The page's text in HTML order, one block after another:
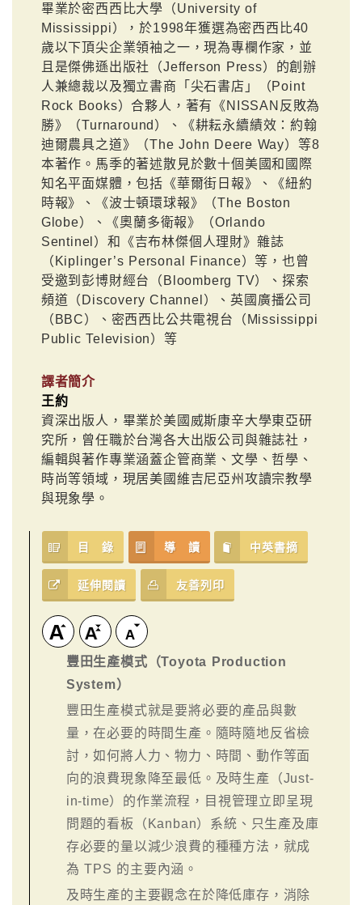
畢業於密西西比大學（University of
Mississippi），於1998年獲選為密西西比40
歲以下頂尖企業領袖之一，現為專欄作家，並
且是傑佛遜出版社（Jefferson Press）的創辦
人兼總裁以及獨立書商「尖石書店」（Point
Rock Books）合夥人，著有《NISSAN反敗為
勝》（Turnaround）、《耕耘永續績效：約翰
迪爾農具之道》（The John Deere Way）等8
本著作。馬季的著述散見於數十個美國和國際
知名平面媒體，包括《華爾街日報》、《紐約
時報》、《波士頓環球報》（The Boston
Globe）、《奧蘭多衛報》（Orlando
Sentinel）和《吉布林傑個人理財》雜誌
（Kiplinger’s Personal Finance）等，也曾
受邀到彭博財經台（Bloomberg TV）、探索
頻道（Discovery Channel）、英國廣播公司
（BBC）、密西西比公共電視台（Mississippi
Public Television）等
譯者簡介
王約
資深出版人，畢業於美國威斯康辛大學東亞研
究所，曾任職於台灣各大出版公司與雜誌社，
編輯與著作專業涵蓋企管商業、文學、哲學、
時尚等領域，現居美國維吉尼亞州攻讀宗教學
與現象學。
目 錄 導 讀 中英書摘
延伸閱讀 友善列印
豐田生產模式（Toyota Production
System）
豐田生產模式就是要將必要的產品與數
量，在必要的時間生產。隨時隨地反省檢
討，如何將人力、物力、時間、動作等面
向的浪費現象降至最低。及時生產（Just-
in-time）的作業流程，目視管理立即呈現
問題的看板（Kanban）系統、只生產及庫
存必要的量以減少浪費的種種方法，就成
為 TPS 的主要內涵。
及時生產的主要觀念在於降低庫存，消除